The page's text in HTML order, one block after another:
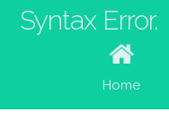
Syntax Error.
Home